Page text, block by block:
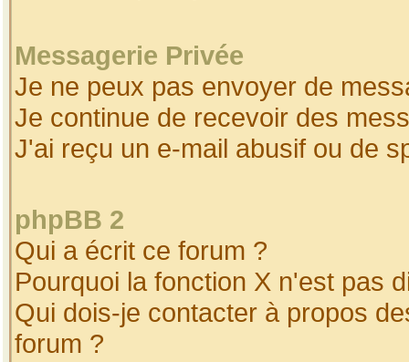
Messagerie Privée
Je ne peux pas envoyer de
Je continue de recevoir des
J'ai reçu un e-mail abusif ou de
phpBB 2
Qui a écrit ce forum ?
Pourquoi la fonction X n'est pas
Qui dois-je contacter à propos
forum ?